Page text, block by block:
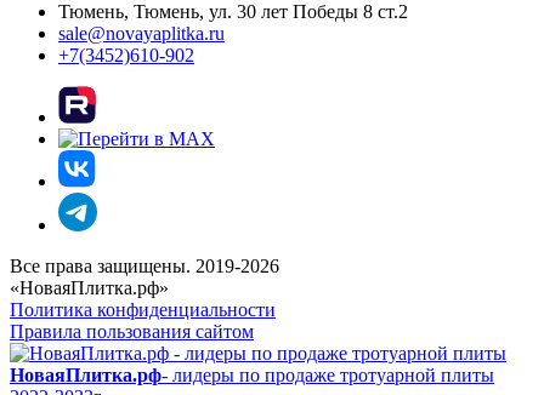
Тюмень, Тюмень, ул. 30 лет Победы 8 ст.2
sale@novayaplitka.ru
+7(3452)610-902
Все права защищены. 2019-2026
«НоваяПлитка.рф»
Политика конфиденциальности
Правила пользования сайтом
НоваяПлитка.рф- лидеры по продаже тротуарной плиты